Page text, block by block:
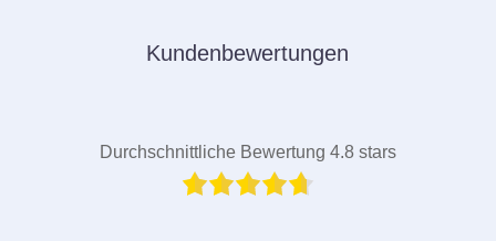
Kundenbewertungen
Durchschnittliche Bewertung 4.8 stars